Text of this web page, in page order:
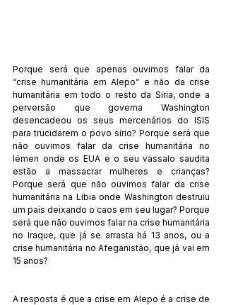
Porque será que apenas ouvimos falar da
“crise humanitária em Alepo” e não da crise
humanitária em todo o resto da Síria, onde a
perversão que governa Washington
desencadeou os seus mercenários do ISIS
para trucidarem o povo sírio? Porque será que
não ouvimos falar da crise humanitária no
Iémen onde os EUA e o seu vassalo saudita
estão a massacrar mulheres e crianças?
Porque será que não ouvimos falar da crise
humanitária na Líbia onde Washington destruiu
um país deixando o caos em seu lugar? Porque
será que não ouvimos falar na crise humanitária
no Iraque, que já se arrasta há 13 anos, ou a
crise humanitária no Afeganistão, que já vai em
15 anos?
A resposta é que a crise em Alepo é a crise de